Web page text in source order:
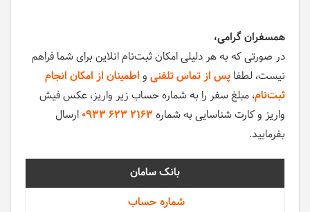
همسفران گرامی،
در صورتی که به هر دلیلی امکان ثبت‌نام انلاین برای شما فراهم
نیست، لطفا پس از تماس تلفنی و اطمینان از امکان انجام
ثبت‌نام، مبلغ سفر را به شماره حساب زیر واریز، عکس فیش
واریز و کارت شناسایی به شماره0933 623 2163 ارسال
بفرمایید.
سامان